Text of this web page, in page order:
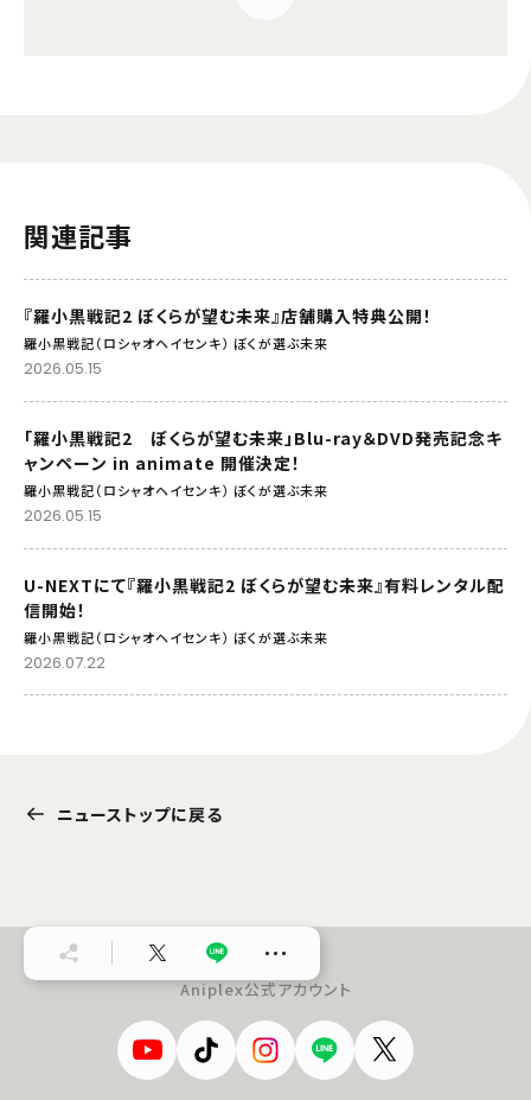
関連記事
『羅小黒戦記2 ぼくらが望む未来』店舗購入特典公開！
羅小黒戦記（ロシャオヘイセンキ） ぼくが選ぶ未来
2026.05.15
「羅小黒戦記2 ぼくらが望む未来」Blu-ray＆DVD発売記念キ
ャンペーン in animate 開催決定！
羅小黒戦記（ロシャオヘイセンキ） ぼくが選ぶ未来
2026.05.15
U-NEXTにて『羅小黒戦記2 ぼくらが望む未来』有料レンタル配
信開始！
羅小黒戦記（ロシャオヘイセンキ） ぼくが選ぶ未来
2026.07.22
ニューストップに戻る
…
Aniplex公式アカウント